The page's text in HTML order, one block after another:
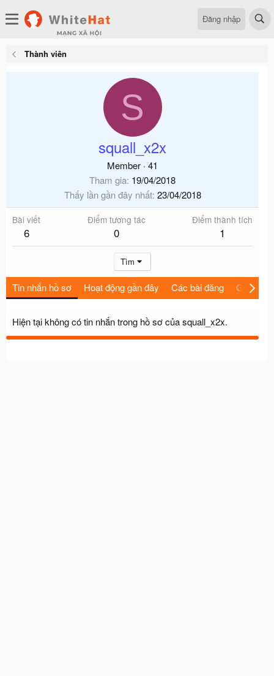
Đăng nhập
Thành viên
S
squall_x2x
Member · 41
Tham gia 19/04/2018
Thấy lần gần đây nhất 23/04/2018
Bài viết
6
Điểm tương tác
0
Điểm thành tích
1
Tìm
Tin nhắn hồ sơ Hoạt động gần đây Các bài đăng Giới thiệu
Hiện tại không có tin nhắn trong hồ sơ của squall_x2x.